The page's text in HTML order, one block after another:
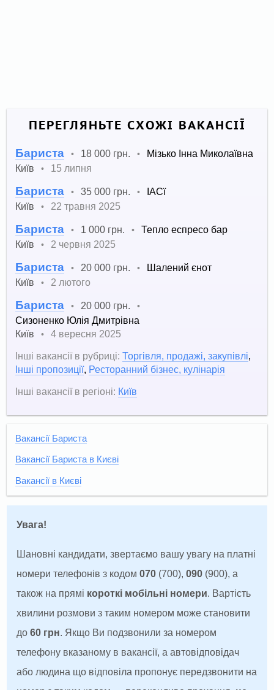
ПЕРЕГЛЯНЬТЕ СХОЖІ ВАКАНСІЇ
Бариста • 18 000 грн. •
Мізько Інна Миколаївна
Київ
• 15 липня
Бариста • 35 000 грн. •
ІАСї
Київ
• 22 травня 2025
Бариста • 1 000 грн. •
Тепло еспресо бар
Київ
• 2 червня 2025
Бариста • 20 000 грн. •
Шалений єнот
Київ
• 2 лютого
Бариста • 20 000 грн. •
Сизоненко Юлія Дмитрівна
Київ
•
4 вересня 2025
Інші вакансії в рубриці: Торгівля, продажі, закупівлі
Інші пропозиції, Ресторанний бізнес, кулінарія
Інші вакансії в регіоні: Київ
Вакансії Бариста
Вакансії Бариста в Києві
Вакансії в Києві
Увага!
Шановні кандидати, звертаємо вашу увагу на платні
номери телефонів з кодом070 (700),090 (900), а
також на прямі короткі мобільні номери. Вартість
хвилини розмови з таким номером може становити
до60 грн. Якщо Ви подзвонили за номером
телефону вказаному в вакансії, а автовідповідач
або людина що відповіла пропонує передзвонити на